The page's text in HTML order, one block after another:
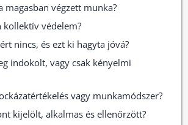
magasban végzett munka?
kollektív védelem?
nincs, és ezt ki hagyta jóvá?
indokolt, vagy csak kényelmi
vagy munkamódszer?
kijelölt, alkalmas és ellenőrzött?